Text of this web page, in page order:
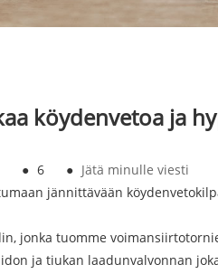
köydenvetoa ja
● 6 ● Jätä minulle viesti
jännittävään
jonka tuomme
ja tiukan laadunvalvonnan